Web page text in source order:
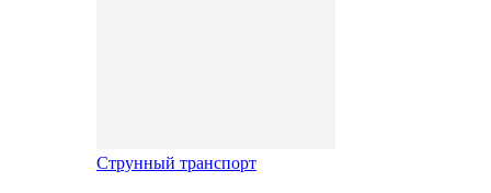
Струнный транспорт